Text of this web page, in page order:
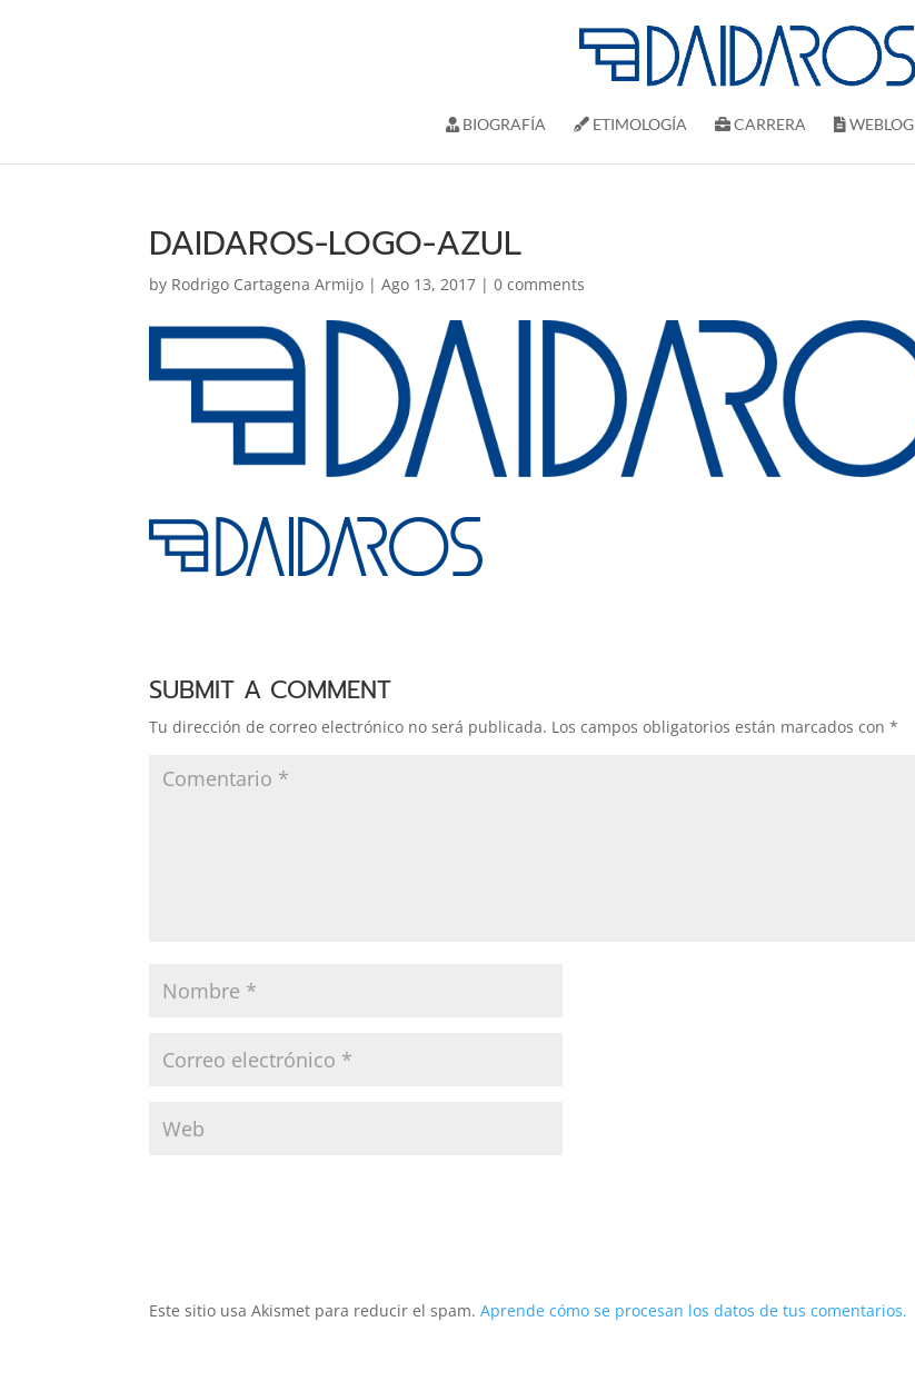
BIOGRAFÍ­A ETIMOLOGÍA CARRERA WEBLOG
DAIDAROS-LOGO-AZUL
by Rodrigo Cartagena Armijo |Ago 13, 2017 |0 comments
SUBMIT A COMMENT
Tu dirección de correo electrónico no será publicada. Los campos obligatorios están marcados con*
Este sitio usa Akismet para reducir el spam.Aprende cómo se procesan los datos de tus comentarios.